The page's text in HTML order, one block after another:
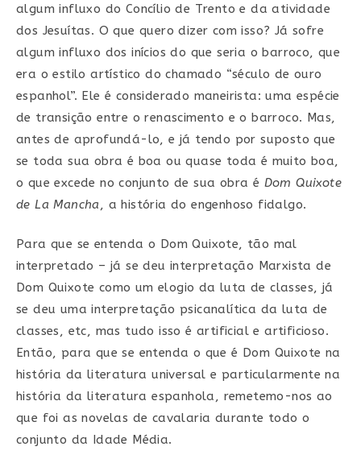
algum influxo do Concílio de Trento e da atividade
dos Jesuítas. O que quero dizer com isso? Já sofre
algum influxo dos inícios do que seria o barroco, que
era o estilo artístico do chamado “século de ouro
espanhol”. Ele é considerado maneirista: uma espécie
de transição entre o renascimento e o barroco. Mas,
antes de aprofundá-lo, e já tendo por suposto que
se toda sua obra é boa ou quase toda é muito boa,
o que excede no conjunto de sua obra é Dom Quixote
de La Mancha , a história do engenhoso fidalgo.
Para que se entenda o Dom Quixote, tão mal
interpretado – já se deu interpretação Marxista de
Dom Quixote como um elogio da luta de classes, já
se deu uma interpretação psicanalítica da luta de
classes, etc, mas tudo isso é artificial e artificioso.
Então, para que se entenda o que é Dom Quixote na
história da literatura universal e particularmente na
história da literatura espanhola, remetemo-nos ao
que foi as novelas de cavalaria durante todo o
conjunto da Idade Média.